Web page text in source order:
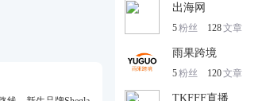
出海网
5粉丝 128文章
雨果跨境
5粉丝 120文章
TKFFF直播